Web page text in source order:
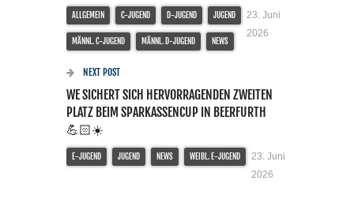
ALLGEMEIN C-JUGEND D-JUGEND JUGEND
MÄNNL. C-JUGEND MÄNNL. D-JUGEND NEWS
23. Juni
2026
NEXT POST
WE SICHERT SICH HERVORRAGENDEN ZWEITEN
PLATZ BEIM SPARKASSENCUP IN BEERFURTH
💪🏻☀️
E-JUGEND JUGEND NEWS WEIBL. E-JUGEND
23. Juni
2026